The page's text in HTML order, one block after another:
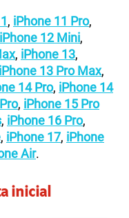
, iPhone 11 Pro,
iPhone 12 Mini,
, iPhone 13,
iPhone 13 Pro Max,
14 Pro, iPhone 14
, iPhone 15 Pro
, iPhone 16 Pro,
, iPhone 17, iPhone
Air.
inicial